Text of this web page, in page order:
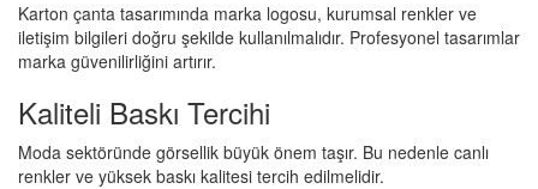
Karton çanta tasarımında marka logosu, kurumsal renkler ve
iletişim bilgileri doğru şekilde kullanılmalıdır. Profesyonel tasarımlar
marka güvenilirliğini artırır.
Kaliteli Baskı Tercihi
Moda sektöründe görsellik büyük önem taşır. Bu nedenle canlı
renkler ve yüksek baskı kalitesi tercih edilmelidir.